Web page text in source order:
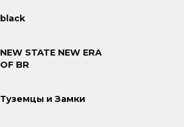
black
NEW STATE NEW ERA
OF BR
Туземцы и Замки